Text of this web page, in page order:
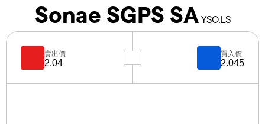
Sonae SGPS SA YSO.LS
賣出價
2.04
買入價
2.045